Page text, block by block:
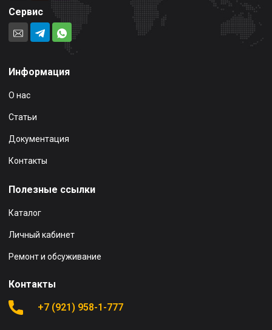
Сервис
Информация
О нас
Статьи
Документация
Контакты
Полезные ссылки
Каталог
Личный кабинет
Ремонт и обсуживание
Контакты
+7 (921) 958-1-777